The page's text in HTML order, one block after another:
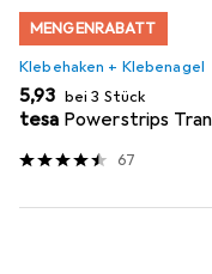
MENGENRABATT
Klebehaken + Klebenagel
EUR
5,93 bei 3 Stück
tesa Powerstrips
67